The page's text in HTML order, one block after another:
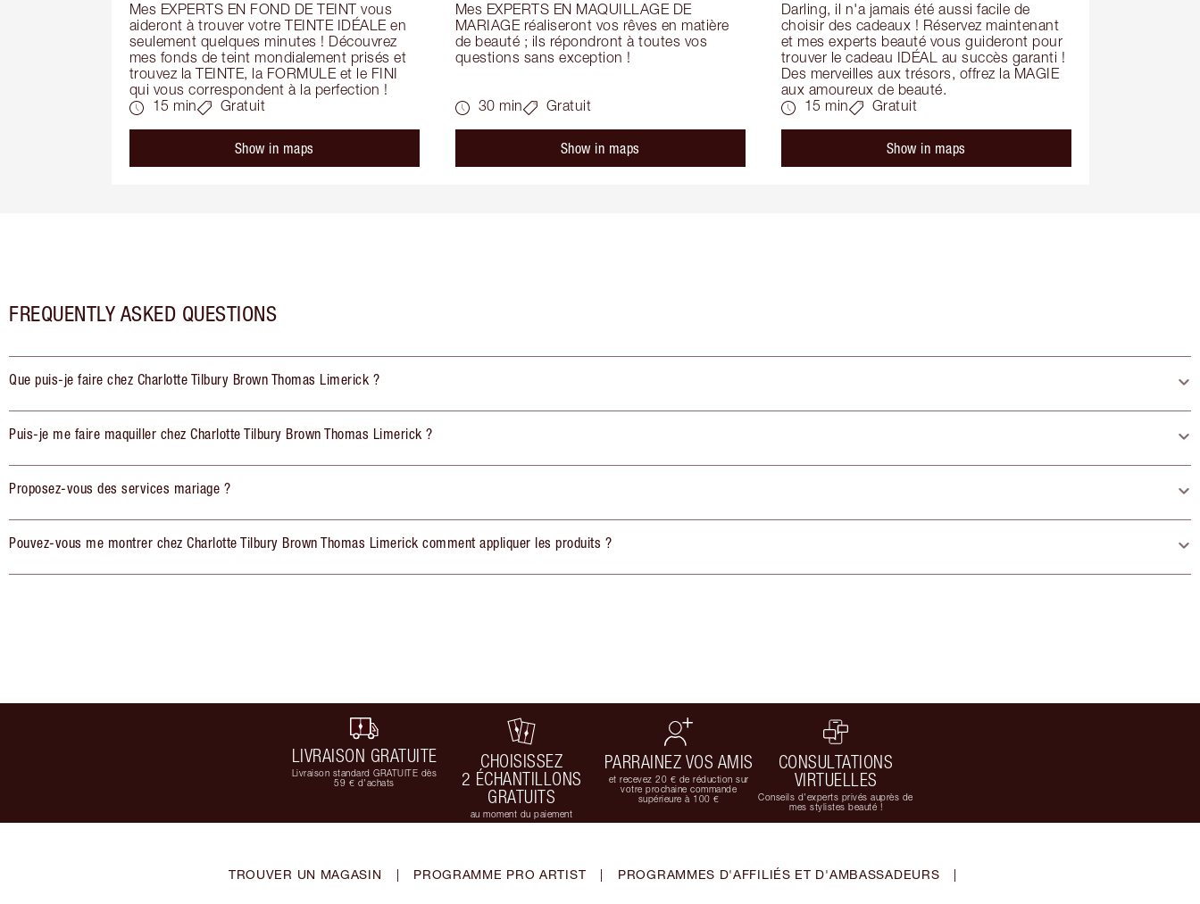
Mes EXPERTS EN FOND DE TEINT vous
aideront à trouver votre TEINTE IDÉALE en
seulement quelques minutes ! Découvrez
mes fonds de teint mondialement prisés et
trouvez la TEINTE, la FORMULE et le FINI
qui vous correspondent à la perfection !
15 min
Gratuit
Show in maps
Mes EXPERTS EN MAQUILLAGE DE
MARIAGE réaliseront vos rêves en matière
de beauté ; ils répondront à toutes vos
questions sans exception !
30 min Gratuit
Show in maps
Darling, il n'a jamais été aussi facile de
choisir des cadeaux ! Réservez maintenant
et mes experts beauté vous guideront pour
trouver le cadeau IDÉAL au succès garanti !
Des merveilles aux trésors, offrez la MAGIE
aux amoureux de beauté.
15 min
Gratuit
Show in maps
FREQUENTLY ASKED QUESTIONS
Que puis-je faire chez Charlotte Tilbury Brown Thomas Limerick ?
Puis-je me faire maquiller chez Charlotte Tilbury Brown Thomas Limerick ?
Proposez-vous des services mariage ?
Pouvez-vous me montrer chez Charlotte Tilbury Brown Thomas Limerick comment appliquer les produits ?
LIVRAISON GRATUITE
Livraison standard GRATUITE dès
59 € d'achats
CHOISISSEZ
2 ÉCHANTILLONS
GRATUITS
au moment du paiement
PARRAINEZ VOS AMIS
et recevez 20 € de réduction sur
votre prochaine commande
supérieure à 100 €
CONSULTATIONS
VIRTUELLES
Conseils d'experts privés auprès de
mes stylistes beauté !
TROUVER UN MAGASIN | PROGRAMME PRO ARTIST | PROGRAMMES D'AFFILIÉS ET D'AMBASSADEURS |